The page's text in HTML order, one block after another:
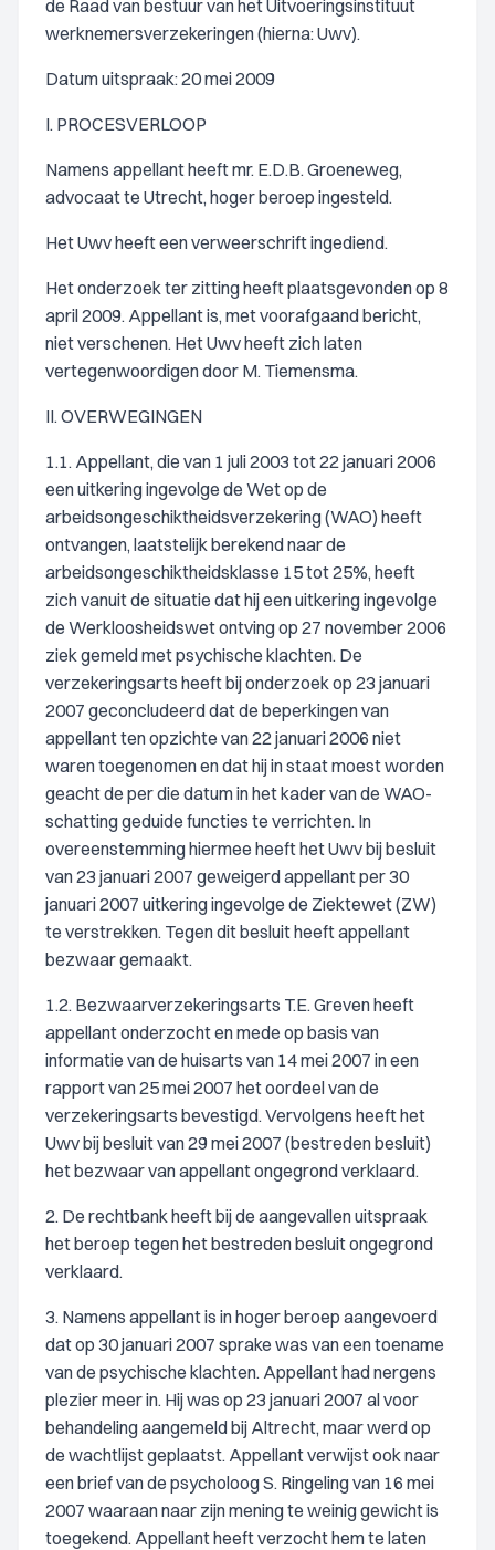
de Raad van bestuur van het Uitvoeringsinstituut
werknemersverzekeringen (hierna: Uwv).
Datum uitspraak: 20 mei 2009
I. PROCESVERLOOP
Namens appellant heeft mr. E.D.B. Groeneweg,
advocaat te Utrecht, hoger beroep ingesteld.
Het Uwv heeft een verweerschrift ingediend.
Het onderzoek ter zitting heeft plaatsgevonden op 8
april 2009. Appellant is, met voorafgaand bericht,
niet verschenen. Het Uwv heeft zich laten
vertegenwoordigen door M. Tiemensma.
II. OVERWEGINGEN
1.1. Appellant, die van 1 juli 2003 tot 22 januari 2006
een uitkering ingevolge de Wet op de
arbeidsongeschiktheidsverzekering (WAO) heeft
ontvangen, laatstelijk berekend naar de
arbeidsongeschiktheidsklasse 15 tot 25%, heeft
zich vanuit de situatie dat hij een uitkering ingevolge
de Werkloosheidswet ontving op 27 november 2006
ziek gemeld met psychische klachten. De
verzekeringsarts heeft bij onderzoek op 23 januari
2007 geconcludeerd dat de beperkingen van
appellant ten opzichte van 22 januari 2006 niet
waren toegenomen en dat hij in staat moest worden
geacht de per die datum in het kader van de WAO-
schatting geduide functies te verrichten. In
overeenstemming hiermee heeft het Uwv bij besluit
van 23 januari 2007 geweigerd appellant per 30
januari 2007 uitkering ingevolge de Ziektewet (ZW)
te verstrekken. Tegen dit besluit heeft appellant
bezwaar gemaakt.
1.2. Bezwaarverzekeringsarts T.E. Greven heeft
appellant onderzocht en mede op basis van
informatie van de huisarts van 14 mei 2007 in een
rapport van 25 mei 2007 het oordeel van de
verzekeringsarts bevestigd. Vervolgens heeft het
Uwv bij besluit van 29 mei 2007 (bestreden besluit)
het bezwaar van appellant ongegrond verklaard.
2. De rechtbank heeft bij de aangevallen uitspraak
het beroep tegen het bestreden besluit ongegrond
verklaard.
3. Namens appellant is in hoger beroep aangevoerd
dat op 30 januari 2007 sprake was van een toename
van de psychische klachten. Appellant had nergens
plezier meer in. Hij was op 23 januari 2007 al voor
behandeling aangemeld bij Altrecht, maar werd op
de wachtlijst geplaatst. Appellant verwijst ook naar
een brief van de psycholoog S. Ringeling van 16 mei
2007 waaraan naar zijn mening te weinig gewicht is
toegekend. Appellant heeft verzocht hem te laten